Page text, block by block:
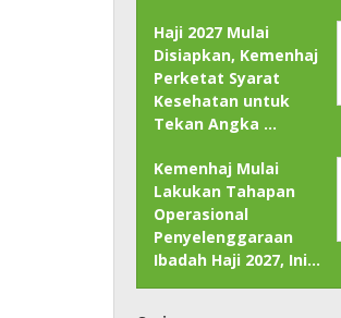
Haji 2027 Mulai
Disiapkan, Kemenhaj
Perketat Syarat
Kesehatan untuk
Tekan Angka …
Kemenhaj Mulai
Lakukan Tahapan
Operasional
Penyelenggaraan
Ibadah Haji 2027, Ini…